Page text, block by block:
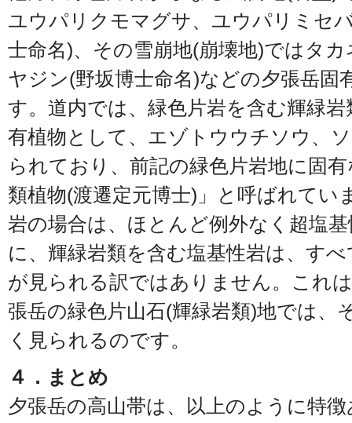
ユウパリクモマグサ、ユウパリミセ
士命名)、その雪崩地(崩壊地)ではタ
ヤジン(野坂博士命名)などの夕張岳固
す。道内では、緑色片岩を含む輝緑
有植物として、エゾトウウチソウ、
られており、前記の緑色片岩地に固
類植物(渡遷定元博士)」と呼ばれてい
岩の場合は、ほとんど例外なく超塩
に、輝緑岩類を含む塩基性岩は、す
が見られる訳ではありません。これ
張岳の緑色片山石(輝緑岩類)地では、
く見られるのです。
４．まとめ
夕張岳の高山帯は、以上のように特